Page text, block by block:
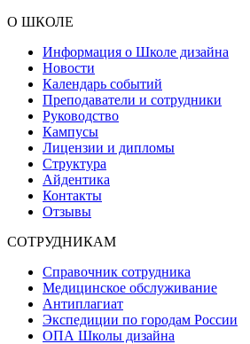
О ШКОЛЕ
Информация о Школе дизайна
Новости
Календарь событий
Преподаватели и сотрудники
Руководство
Кампусы
Лицензии и дипломы
Структура
Айдентика
Контакты
Отзывы
СОТРУДНИКАМ
Справочник сотрудника
Медицинское обслуживание
Антиплагиат
Экспедиции по городам России
ОПА Школы дизайна